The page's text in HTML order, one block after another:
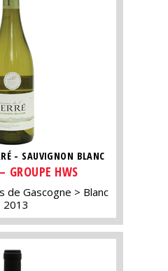
- SAUVIGNON BLANC
GROUPE HWS
de Gascogne
Blanc
2013